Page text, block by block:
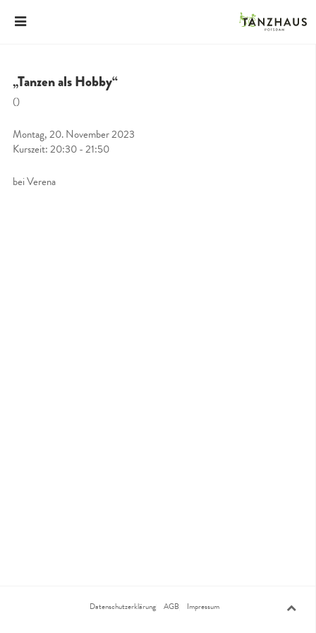
„Tanzen als Hobby“
()
Montag, 20. November 2023
Kurszeit: 20:30 - 21:50
bei Verena
Datenschutzerklärung AGB Impressum